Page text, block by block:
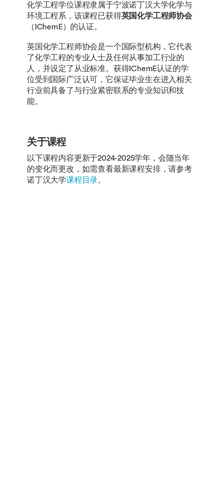
化学工程学位课程隶属于宁波诺丁汉大学化学与
环境工程系，该课程已获得英国化学工程师协会
（IChemE）的认证。
英国化学工程师协会是一个国际型机构，它代表
了化学工程的专业人士及任何从事加工行业的
人，并设定了从业标准。获得IChemE认证的学
位受到国际广泛认可，它保证毕业生在进入相关
行业前具备了与行业紧密联系的专业知识和技
能。
关于课程
以下课程内容更新于2024-2025学年，会随当年
的变化而更改，如需查看最新课程安排，请参考
诺丁汉大学课程目录。